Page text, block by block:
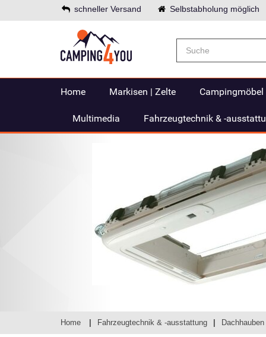
schneller Versand Selbstabholung möglich
Home Markisen | Zelte Campingmöbel
Multimedia Fahrzeugtechnik & -
Home Fahrzeugtechnik & -ausstattung